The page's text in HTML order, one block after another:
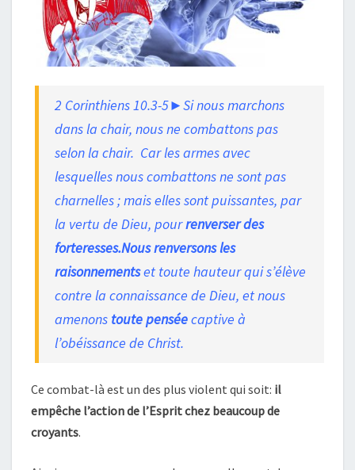
2 Corinthiens 10.3-5►Si nous marchons
dans la chair, nous ne combattons pas
selon la chair. Car les armes avec
lesquelles nous combattons ne sont pas
charnelles ; mais elles sont puissantes, par
la vertu de Dieu, pourrenverser des
forteresses.Nous renversons les
raisonnementset toute hauteur qui s’élève
contre la connaissance de Dieu, et nous
amenons toute penséecaptive à
l’obéissance de Christ.
Ce combat-là est un des plus violent qui soit: il
empêche l’action de l’Esprit chez beaucoup de
croyants.